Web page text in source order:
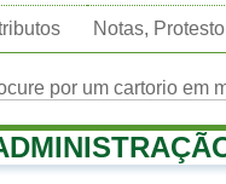
Notas,
por um cartorio em